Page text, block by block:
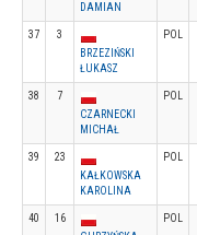
DAMIAN
37
3
BRZEZIŃSKI
ŁUKASZ
POL
38
7
CZARNECKI
MICHAŁ
POL
39
23
KAŁKOWSKA
KAROLINA
POL
40
16
POL